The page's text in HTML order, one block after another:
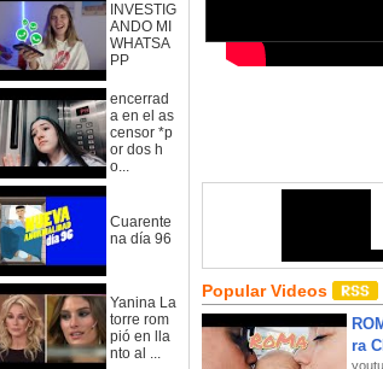
INVESTIG
ANDO MI
WHATSA
PP
encerrad
a en el as
censor *p
or dos h
o...
Cuarente
na día 96
Yanina La
torre rom
pió en lla
nto al ...
Popular Videos
ra